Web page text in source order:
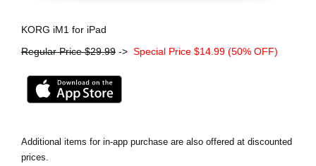
KORG iM1 for iPad
Regular Price $29.99 -> Special Price $14.99 (50% OFF)
Additional items for in-app purchase are also offered at discounted
prices.